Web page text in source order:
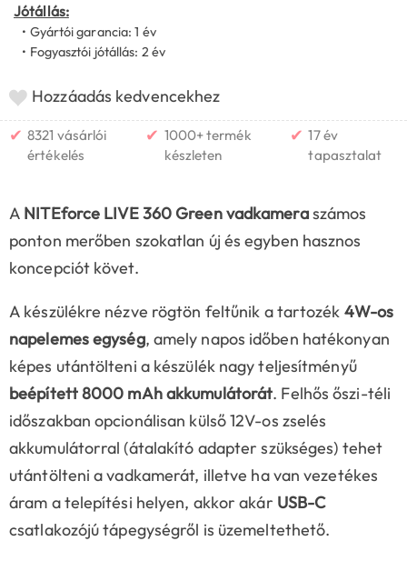
Jótállás:
• Gyártói garancia: 1 év
• Fogyasztói jótállás: 2 év
Hozzáadás kedvencekhez
✔ 8321 vásárlói
értékelés
✔ 1000+ termék
készleten
✔ 17 év
tapasztalat
A NITEforce LIVE 360 Green vadkameraszámos
ponton merőben szokatlan új és egyben hasznos
koncepciót követ.
A készülékre nézve rögtön feltűnik a tartozék 4W-os
napelemes egység, amely napos időben hatékonyan
képes utántölteni a készülék nagy teljesítményű
beépített 8000 mAh akkumulátorát. Felhős őszi-téli
időszakban opcionálisan külső 12V-os zselés
akkumulátorral (átalakító adapter szükséges) tehet
utántölteni a vadkamerát, illetve ha van vezetékes
áram a telepítési helyen, akkor akár USB-C
csatlakozójú tápegységről is üzemeltethető.